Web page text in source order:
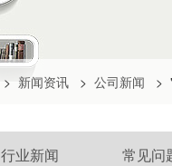
> 新闻资讯 > 公司新闻 >
行业新闻 常见问